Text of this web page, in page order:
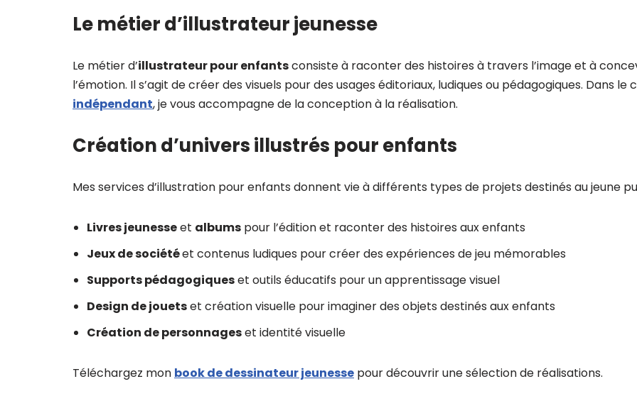
Le métier d’illustrateur jeunesse
Le métier d’illustrateur pour enfantsconsiste à raconter des histoires à travers l’image et à
l’émotion. Il s’agit de créer des visuels pour des usages éditoriaux, ludiques ou pédagogiques. Dans le
indépendant, je vous accompagne de la conception à la réalisation.
Création d’univers illustrés pour enfants
Mes services d’illustration pour enfants donnent vie à différents types de projets destinés au jeune
Livres jeunesseet albums pour l’édition et raconter des histoires aux enfants
Jeux de sociétéet contenus ludiques pour créer des expériences de jeu mémorables
Supports pédagogiqueset outils éducatifs pour un apprentissage visuel
Design de jouetset création visuelle pour imaginer des objets destinés aux enfants
Création de personnageset identité visuelle
Téléchargez mon book de dessinateur jeunesse pour découvrir une sélection de réalisations.